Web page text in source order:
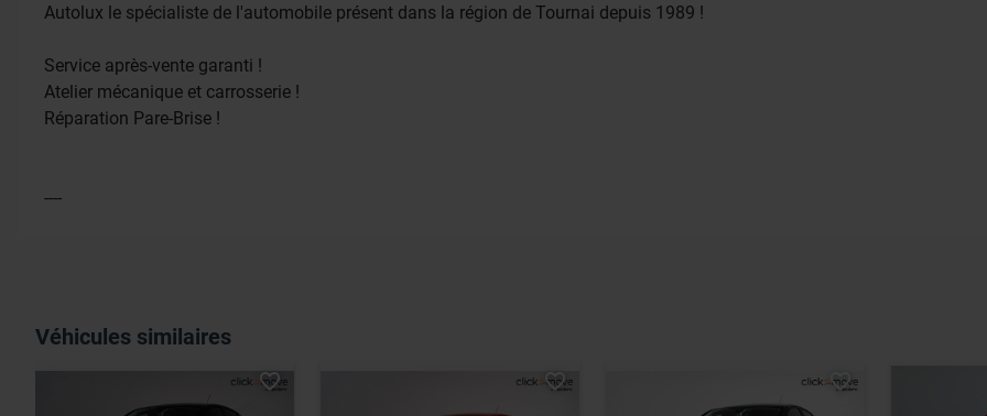
Autolux le spécialiste de l'automobile présent dans la région de Tournai depuis 1989 !
Service après-vente garanti !
Atelier mécanique et carrosserie !
Réparation Pare-Brise !
----
Véhicules similaires